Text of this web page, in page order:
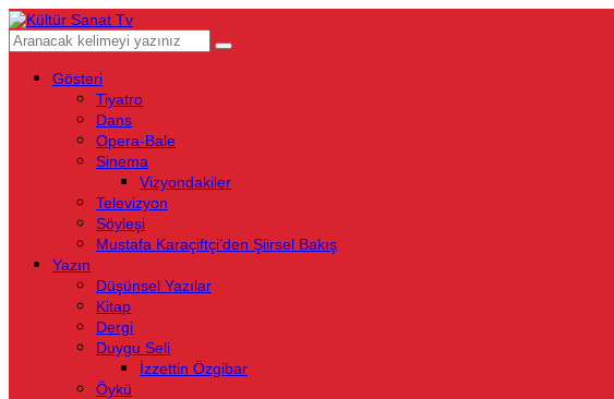
Gösteri
Tiyatro
Dans
Opera-Bale
Sinema
Vizyondakiler
Televizyon
Söyleşi
Mustafa Karaçiftçi’den Şiirsel Bakış
Yazın
Düşünsel Yazılar
Kitap
Dergi
Duygu Seli
İzzettin Özgibar
Öykü